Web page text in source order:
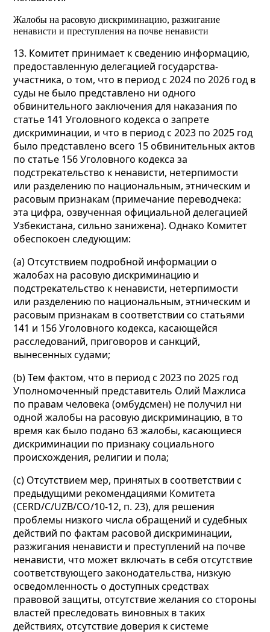
Жалобы на расовую дискриминацию, разжигание
ненависти и преступления на почве ненависти
13. Комитет принимает к сведению информацию,
предоставленную делегацией государства-
участника, о том, что в период с 2024 по 2026 год в
суды не было представлено ни одного
обвинительного заключения для наказания по
статье 141 Уголовного кодекса о запрете
дискриминации, и что в период с 2023 по 2025 год
было представлено всего 15 обвинительных актов
по статье 156 Уголовного кодекса за
подстрекательство к ненависти, нетерпимости
или разделению по национальным, этническим и
расовым признакам (примечание переводчека:
эта цифра, озвученная официальной делегацией
Узбекистана, сильно занижена). Однако Комитет
обеспокоен следующим:
(а) Отсутствием подробной информации о
жалобах на расовую дискриминацию и
подстрекательство к ненависти, нетерпимости
или разделению по национальным, этническим и
расовым признакам в соответствии со статьями
141 и 156 Уголовного кодекса, касающейся
расследований, приговоров и санкций,
вынесенных судами;
(b) Тем фактом, что в период с 2023 по 2025 год
Уполномоченный представитель Олий Мажлиса
по правам человека (омбудсмен) не получил ни
одной жалобы на расовую дискриминацию, в то
время как было подано 63 жалобы, касающиеся
дискриминации по признаку социального
происхождения, религии и пола;
(c) Отсутствием мер, принятых в соответствии с
предыдущими рекомендациями Комитета
(CERD/C/UZB/CO/10-12, п. 23), для решения
проблемы низкого числа обращений и судебных
действий по фактам расовой дискриминации,
разжигания ненависти и преступлений на почве
ненависти, что может включать в себя отсутствие
соответствующего законодательства, низкую
осведомленность о доступных средствах
правовой защиты, отсутствие желания со стороны
властей преследовать виновных в таких
действиях, отсутствие доверия к системе